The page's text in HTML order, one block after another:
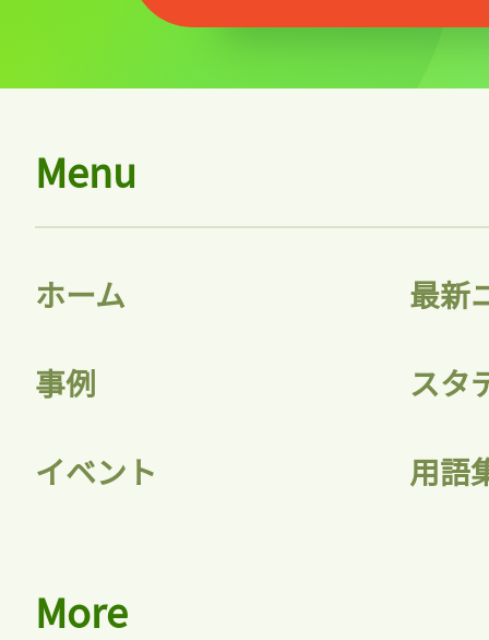
Menu
ホーム 最新
事例 スタ
イベント 用語
More